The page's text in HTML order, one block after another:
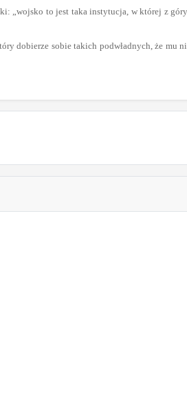
„wojsko to jest taka instytucja, w której z
dobierze sobie takich podwładnych, że mu